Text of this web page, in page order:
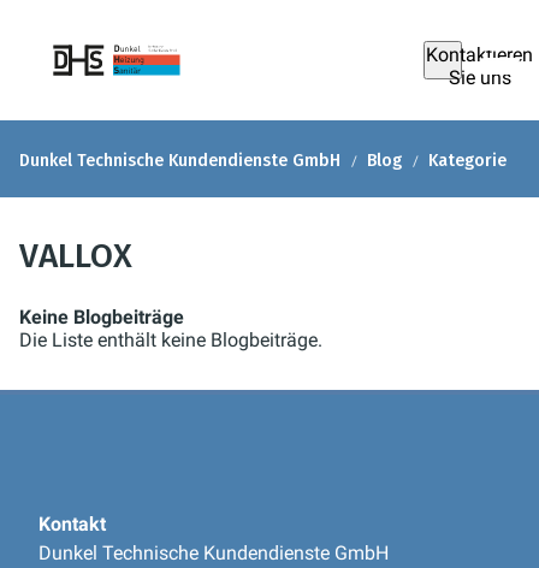
Kontaktieren
Sie uns
Dunkel Technische Kundendienste GmbH Blog Kategorie
VALLOX
Keine Blogbeiträge
Die Liste enthält keine Blogbeiträge.
Kontakt
Dunkel Technische Kundendienste GmbH